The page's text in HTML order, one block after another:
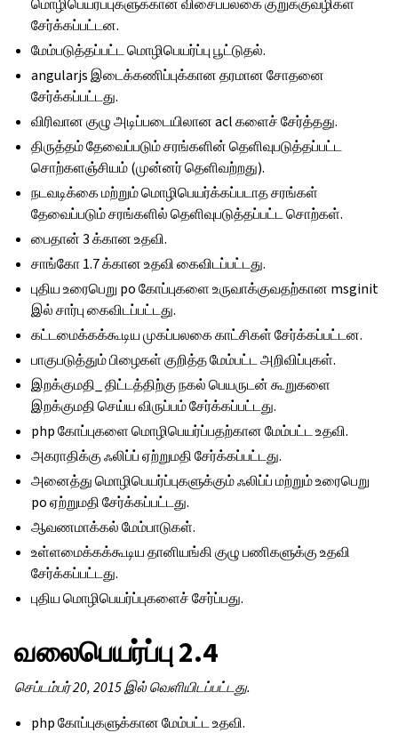
மொழிபெயர்ப்புகளுக்கான விசைப்பலகை குறுக்குவழிகள்
சேர்க்கப்பட்டன.
மேம்படுத்தப்பட்ட மொழிபெயர்ப்பு பூட்டுதல்.
angularjs இடைக்கணிப்புக்கான தரமான சோதனை
சேர்க்கப்பட்டது.
விரிவான குழு அடிப்படையிலான acl களைச் சேர்த்தது.
திருத்தம் தேவைப்படும் சரங்களின் தெளிவுபடுத்தப்பட்ட
சொற்களஞ்சியம் (முன்னர் தெளிவற்றது).
நடவடிக்கை மற்றும் மொழிபெயர்க்கப்படாத சரங்கள்
தேவைப்படும் சரங்களில் தெளிவுபடுத்தப்பட்ட சொற்கள்.
பைதான் 3 க்கான உதவி.
சாங்கோ 1.7 க்கான உதவி கைவிடப்பட்டது.
புதிய உரைபெறு po கோப்புகளை உருவாக்குவதற்கான msginit
இல் சார்பு கைவிடப்பட்டது.
கட்டமைக்கக்கூடிய முகப்பலகை காட்சிகள் சேர்க்கப்பட்டன.
பாகுபடுத்தும் பிழைகள் குறித்த மேம்பட்ட அறிவிப்புகள்.
இறக்குமதி_ திட்டத்திற்கு நகல் பெயருடன் கூறுகளை
இறக்குமதி செய்ய விருப்பம் சேர்க்கப்பட்டது.
php கோப்புகளை மொழிபெயர்ப்பதற்கான மேம்பட்ட உதவி.
அகராதிக்கு ஃலிப்ப் ஏற்றுமதி சேர்க்கப்பட்டது.
அனைத்து மொழிபெயர்ப்புகளுக்கும் ஃலிப்ப் மற்றும் உரைபெறு
po ஏற்றுமதி சேர்க்கப்பட்டது.
ஆவணமாக்கல் மேம்பாடுகள்.
உள்ளமைக்கக்கூடிய தானியங்கி குழு பணிகளுக்கு உதவி
சேர்க்கப்பட்டது.
புதிய மொழிபெயர்ப்புகளைச் சேர்ப்பது.
வலைபெயர்ப்பு 2.4
செப்டம்பர் 20, 2015 இல் வெளியிடப்பட்டது.
php கோப்புகளுக்கான மேம்பட்ட உதவி.